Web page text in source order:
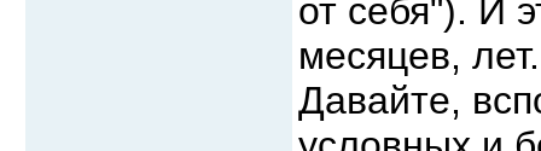
от себя"). И
месяцев, лет.
Давайте,